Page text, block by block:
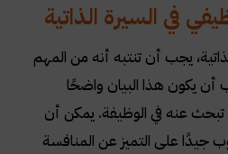
في السيرة الذاتية
يجب أن تنتبه أنه من المهم
يكون هذا البيان واضحًا
عنه في الوظيفة. يمكن أن
جيدًا على التميز عن المنافسة